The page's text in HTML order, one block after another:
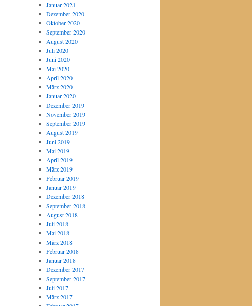
Januar 2021
Dezember 2020
Oktober 2020
September 2020
August 2020
Juli 2020
Juni 2020
Mai 2020
April 2020
März 2020
Januar 2020
Dezember 2019
November 2019
September 2019
August 2019
Juni 2019
Mai 2019
April 2019
März 2019
Februar 2019
Januar 2019
Dezember 2018
September 2018
August 2018
Juli 2018
Mai 2018
März 2018
Februar 2018
Januar 2018
Dezember 2017
September 2017
Juli 2017
März 2017